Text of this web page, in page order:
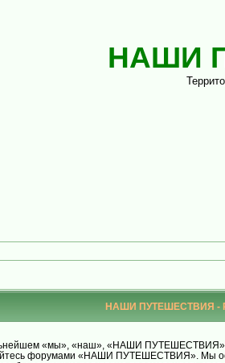
НАШИ
НАШИ ПУТЕШЕСТВИЯ -
«мы», «наш», «НАШИ ПУТЕШЕСТВИЯ»,
форумами «НАШИ ПУТЕШЕСТВИЯ». Мы